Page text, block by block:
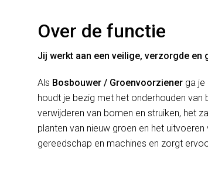
Over de functie
Jij werkt aan een veilige, verzorgde en
Als Bosbouwer / Groenvoorziener ga je
houdt je bezig met het onderhouden van
verwijderen van bomen en struiken, het
planten van nieuw groen en het
gereedschap en machines en zorgt